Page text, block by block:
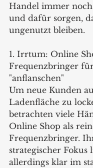
Handel immer
und dafür sorgen,
ungenutzt bleiben.
1. Irrtum: Online
Frequenzbringer
"anflanschen"
Um neue Kunden
Ladenfläche zu
betrachten viele
Online Shop als
Frequenzbringer.
strategischer Fokus
allerdings klar im